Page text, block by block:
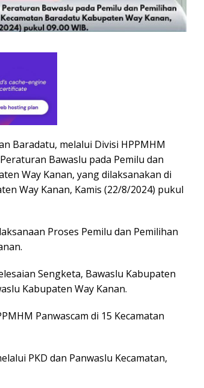
Baradatu, melalui Divisi HPPMHM
Bawaslu pada Pemilu dan
Way Kanan, yang dilaksanakan di
Way Kanan, Kamis (22/8/2024) pukul
Proses Pemilu dan Pemilihan
Sengketa, Bawaslu Kabupaten
Kabupaten Way Kanan.
Panwascam di 15 Kecamatan
PKD dan Panwaslu Kecamatan,